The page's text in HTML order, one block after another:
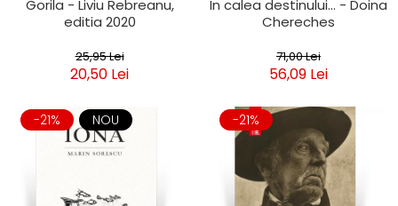
Gorila - Liviu Rebreanu,
editia 2020
25,95 Lei
20,50 Lei
In calea destinului... - Doina
Chereches
71,00 Lei
56,09 Lei
-21% NOU -21%